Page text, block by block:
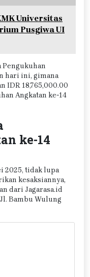
Universitas
Pusgiwa UI
Pengukuhan
hari ini, gimana
IDR 18,765,000.00
Angkatan ke-14
ke-14
2025, tidak lupa
kesaksiannya,
dari Jagarasa.id
Bambu Wulung